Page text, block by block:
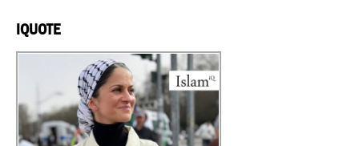
IQUOTE